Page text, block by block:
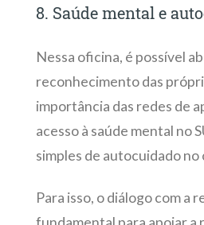
8. Saúde mental e
Nessa oficina, é possível
reconhecimento das
importância das redes de
acesso à saúde mental no
simples de autocuidado no
Para isso, o diálogo com a